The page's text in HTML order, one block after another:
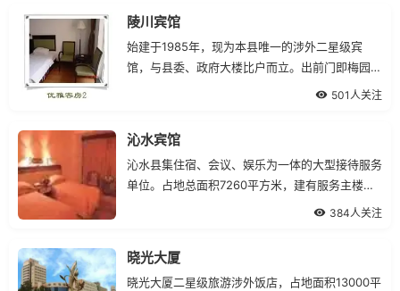
商务客房和豪华客房70余套；有大型会议室一
处、有容纳30m
陵川宾馆
始建于1985年，现为本县唯一的涉外二星级宾
馆，与县委、政府大楼比户而立。出前门即梅园大
街，面对县城街心公园，出东门即康复路，与县粮
156支，大中小会议室6个，大中小餐厅酒吧10余
处，可以为140人的
501人关注
沁水宾馆
沁水县集住宿、会议、娱乐为一体的大型接待服务
单位。占地总面积7260平方米，建有服务主楼一
栋，综合服务楼一栋，拥有豪华套间2个，高档两
厅6个，可同时接待300人就餐；中档会议室2
个，可接待300人的会议。健身房、桑拿、
384人关注
晓光大厦
晓光大厦二星级旅游涉外饭店，占地面积13000平